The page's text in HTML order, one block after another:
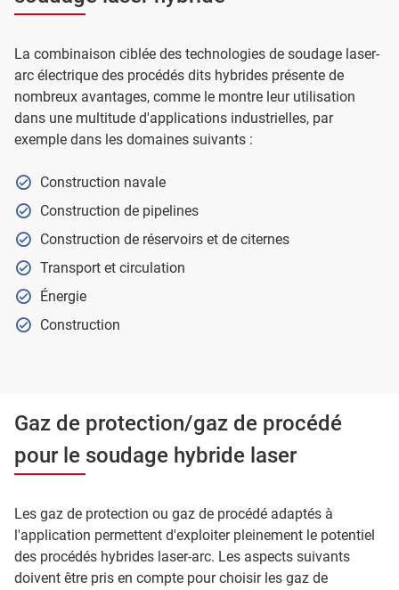
La combinaison ciblée des technologies de soudage laser-
arc électrique des procédés dits hybrides présente de
nombreux avantages, comme le montre leur utilisation
dans une multitude d'applications industrielles, par
exemple dans les domaines suivants :
Construction navale
Construction de pipelines
Construction de réservoirs et de citernes
Transport et circulation
Énergie
Construction
Gaz de protection/gaz de procédé
pour le soudage hybride laser
Les gaz de protection ou gaz de procédé adaptés à
l'application permettent d'exploiter pleinement le potentiel
des procédés hybrides laser-arc. Les aspects suivants
doivent être pris en compte pour choisir les gaz de